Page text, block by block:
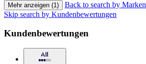
Mehr anzeigen (1)
Back to search by Marken
Skip search by Kundenbewertungen
Kundenbewertungen